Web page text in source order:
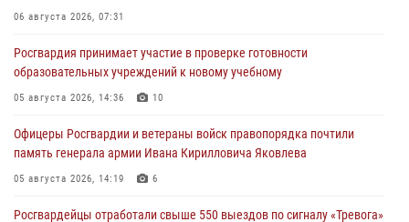
06 августа 2026, 07:31
Росгвардия принимает участие в проверке готовности
образовательных учреждений к новому учебному
05 августа 2026, 14:36 10
Офицеры Росгвардии и ветераны войск правопорядка почтили
память генерала армии Ивана Кирилловича Яковлева
05 августа 2026, 14:19 6
Росгвардейцы отработали свыше 550 выездов по сигналу «Тревога»